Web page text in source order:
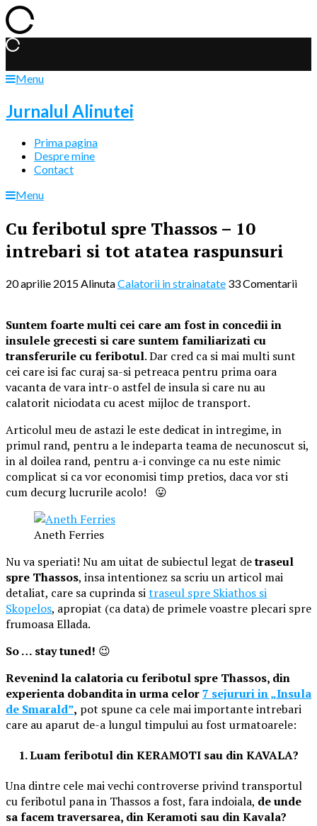
Menu
Jurnalul Alinutei
Prima pagina
Despre mine
Contact
Menu
Cu feribotul spre Thassos – 10
intrebari si tot atatea raspunsuri
20 aprilie 2015 AlinutaCalatorii in strainatate 33 Comentarii
Suntem foarte multi cei care am fost in concedii in
insulele grecesti si care suntem familiarizati cu
transferurile cu feribotul. Dar cred ca si mai multi sunt
cei care isi fac curaj sa-si petreaca pentru prima oara
vacanta de vara intr-o astfel de insula si care nu au
calatorit niciodata cu acest mijloc de transport.
Articolul meu de astazi le este dedicat in intregime, in
primul rand, pentru a le indeparta teama de necunoscut si,
in al doilea rand, pentru a-i convinge ca nu este nimic
complicat si ca vor economisi timp pretios, daca vor sti
cum decurg lucrurile acolo! 😛
Aneth Ferries
Nu va speriati! Nu am uitat de subiectul legat detraseul
spre Thassos, insa intentionez sa scriu un articol mai
detaliat, care sa cuprinda sitraseul spre Skiathos si
Skopelos, apropiat (ca data) de primele voastre plecari spre
frumoasa Ellada.
So … stay tuned! 😉
Revenind la calatoria cu feribotul spre Thassos, din
experienta dobandita in urma celor7 sejururi in „Insula
de Smarald”, pot spune ca cele mai importante intrebari
care au aparut de-a lungul timpului au fost urmatoarele:
1. Luam feribotul din KERAMOTI sau din KAVALA?
Una dintre cele mai vechi controverse privind transportul
cu feribotul pana in Thassos a fost, fara indoiala, de unde
sa facem traversarea, din Keramoti sau din Kavala?